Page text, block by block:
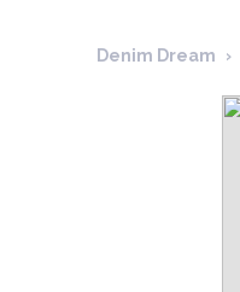
Denim Dream ›